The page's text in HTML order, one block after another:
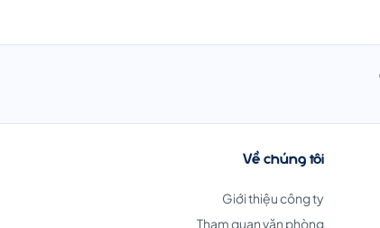
Về chúng tôi
Giới thiệu công ty
Tham quan văn phòng